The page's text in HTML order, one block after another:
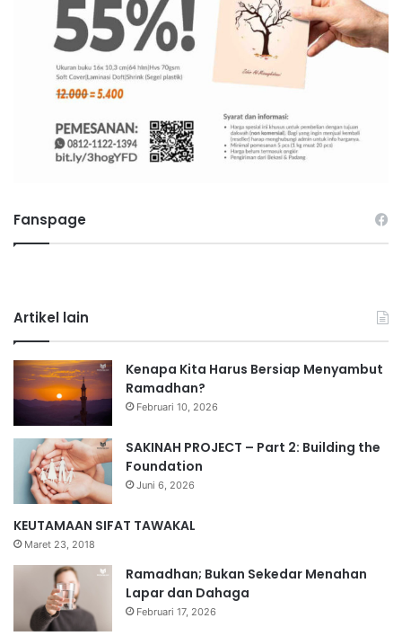
Fanspage
Artikel lain
Kenapa Kita Harus Bersiap Menyambut
Ramadhan?
Februari 10, 2026
SAKINAH PROJECT – Part 2: Building the
Foundation
Juni 6, 2026
KEUTAMAAN SIFAT TAWAKAL
Maret 23, 2018
Ramadhan; Bukan Sekedar Menahan
Lapar dan Dahaga
Februari 17, 2026